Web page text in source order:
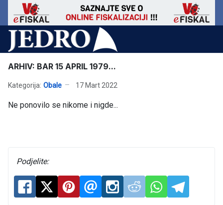
ARHIV: BAR 15 APRIL 1979...
Kategorija: Obale 17 Mart 2022
Ne ponovilo se nikome i nigde...
Podjelite: